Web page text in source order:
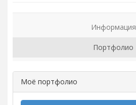
Информация
Портфолио
Моё портфолио